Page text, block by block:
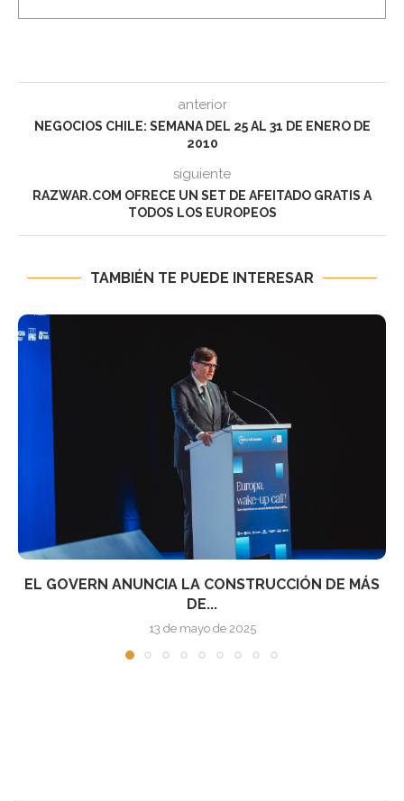
anterior
NEGOCIOS CHILE: SEMANA DEL 25 AL 31 DE ENERO DE
2010
siguiente
RAZWAR.COM OFRECE UN SET DE AFEITADO GRATIS A
TODOS LOS EUROPEOS
TAMBIÉN TE PUEDE INTERESAR
EL GOBIERNO APRUEBA EL REAL DECRETO QUE
REGULA...
9 de noviembre de 2021